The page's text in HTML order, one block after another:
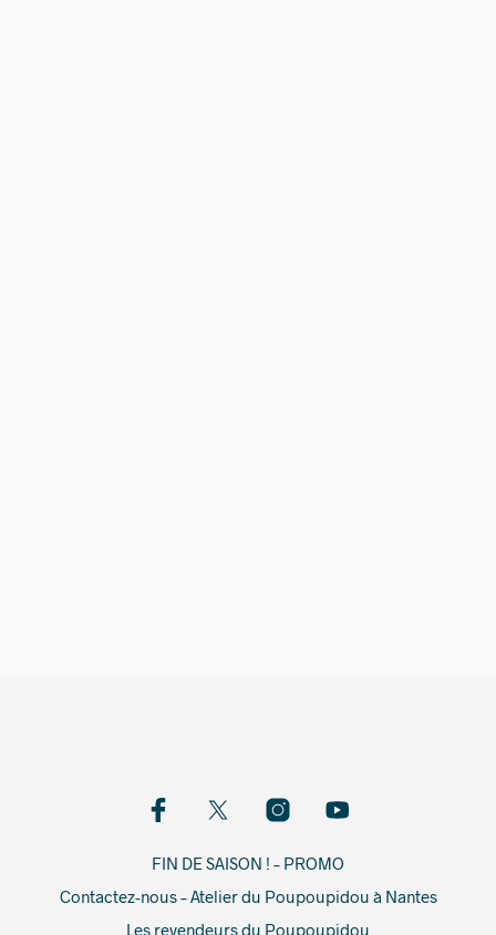
FIN DE SAISON ! – PROMO
Contactez-nous – Atelier du Poupoupidou à Nantes
Les revendeurs du Poupoupidou